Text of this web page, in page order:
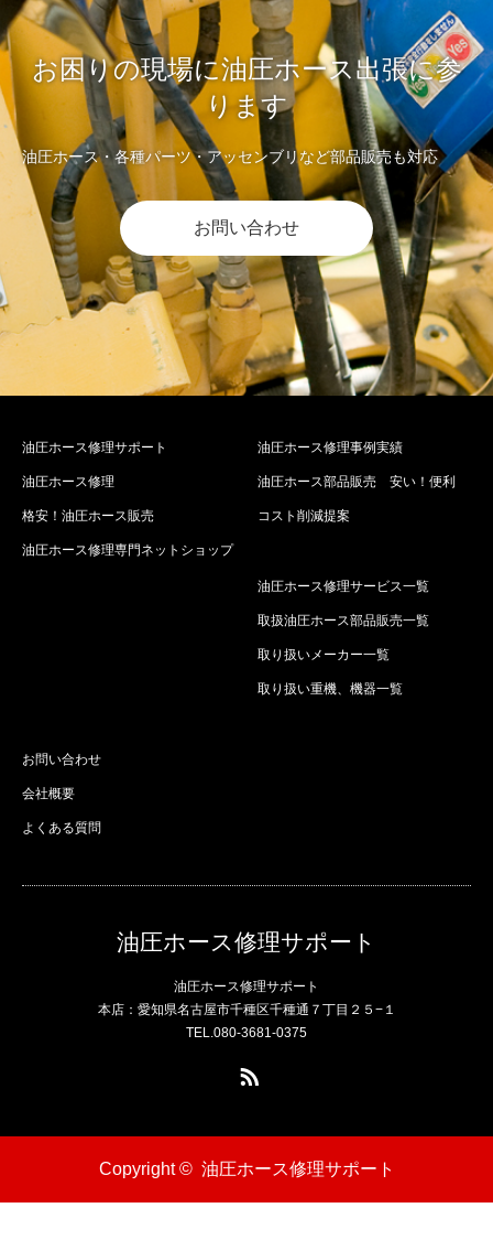
お困りの現場に油圧ホース出張に参
ります
油圧ホース・各種パーツ・アッセンブリなど部品販売も対応
お問い合わせ
油圧ホース修理サポート
油圧ホース修理
格安！油圧ホース販売
油圧ホース修理専門ネットショップ
油圧ホース修理事例実績
油圧ホース部品販売 安い！便利
コスト削減提案
油圧ホース修理サービス一覧
取扱油圧ホース部品販売一覧
取り扱いメーカー一覧
取り扱い重機、機器一覧
お問い合わせ
会社概要
よくある質問
油圧ホース修理サポート
油圧ホース修理サポート
本店：愛知県名古屋市千種区千種通７丁目２５−１
TEL.080-3681-0375
Copyright © 油圧ホース修理サポート